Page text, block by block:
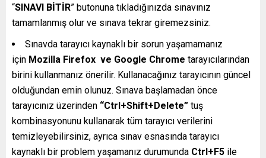
“SINAVI BİTİR” butonuna tıkladığınızda sınavınız
tamamlanmış olur ve sınava tekrar giremezsiniz.
Sınavda tarayıcı kaynaklı bir sorun yaşamamanız
için Mozilla Firefox ve Google Chrome tarayıcılarından
birini kullanmanız önerilir. Kullanacağınız tarayıcının güncel
olduğundan emin olunuz. Sınava başlamadan önce
tarayıcınız üzerinden “Ctrl+Shift+Delete” tuş
kombinasyonunu kullanarak tüm tarayıcı verilerini
temizleyebilirsiniz, ayrıca sınav esnasında tarayıcı
kaynaklı bir problem yaşamanız durumunda Ctrl+F5 ile